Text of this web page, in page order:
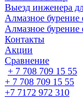
Выезд инженера
Алмазное
Алмазное
Контакты
Акции
Сравнение
+ 7 708 709 15 55
+ 7 708 709 15 55
+7 7172 972 310